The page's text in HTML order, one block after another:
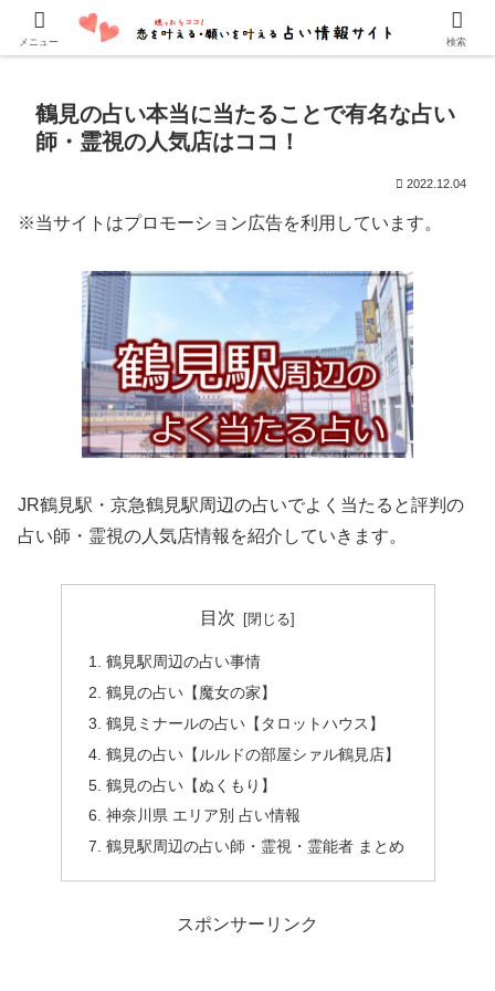
口コミでよく当たると評判の占い師・霊能者を紹介しています。
鶴見の占い本当に当たることで有名な占い
師・霊視の人気店はココ！
2022.12.04
※当サイトはプロモーション広告を利用しています。
JR鶴見駅・京急鶴見駅周辺の占いでよく当たると評判の
占い師・霊視の人気店情報を紹介していきます。
目次
鶴見駅周辺の占い事情
鶴見の占い【魔女の家】
鶴見ミナールの占い【タロットハウス】
鶴見の占い【ルルドの部屋シァル鶴見店】
鶴見の占い【ぬくもり】
神奈川県 エリア別 占い情報
鶴見駅周辺の占い師・霊視・霊能者 まとめ
スポンサーリンク
メニュー 検索